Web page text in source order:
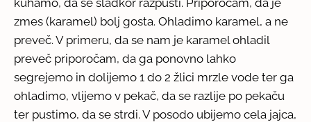
zmes (karamel) bolj gosta. Ohladimo karamel, a ne
preveč. V primeru, da se nam je karamel ohladil
preveč priporočam, da ga ponovno lahko
segrejemo in dolijemo 1 do 2 žlici mrzle vode ter ga
ohladimo, vlijemo v pekač, da se razlije po pekaču
ter pustimo, da se strdi. V posodo ubijemo cela jajca,